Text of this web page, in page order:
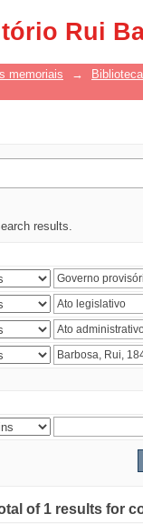
Rui
memoriais →
results.
of 1 results for